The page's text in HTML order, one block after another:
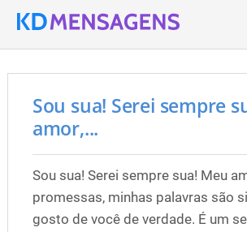
Sou sua! Serei sempre
amor,...
Sou sua! Serei sempre sua! Meu
promessas, minhas palavras são
gosto de você de verdade. É um